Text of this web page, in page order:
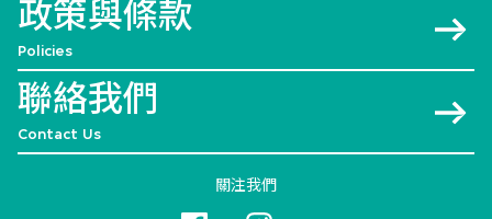
政策與條款
Policies
聯絡我們
Contact Us
關注我們